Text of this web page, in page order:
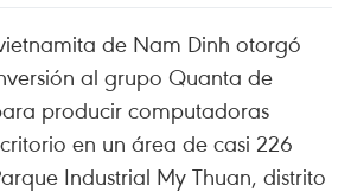
de Nam Dinh otorgó
al grupo Quanta de
producir computadoras
en un área de casi 226
Industrial My Thuan, distrito